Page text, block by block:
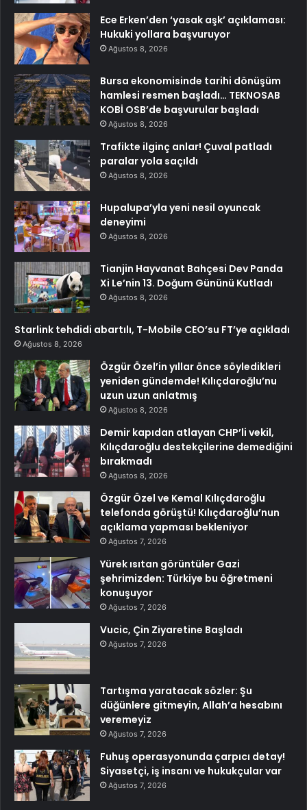
Ece Erken’den ‘yasak aşk’ açıklaması:
Hukuki yollara başvuruyor
Ağustos 8, 2026
Bursa ekonomisinde tarihi dönüşüm
hamlesi resmen başladı… TEKNOSAB
KOBİ OSB’de başvurular başladı
Ağustos 8, 2026
Trafikte ilginç anlar! Çuval patladı
paralar yola saçıldı
Ağustos 8, 2026
Hupalupa’yla yeni nesil oyuncak
deneyimi
Ağustos 8, 2026
Tianjin Hayvanat Bahçesi Dev Panda
Xi Le’nin 13. Doğum Gününü Kutladı
Ağustos 8, 2026
Starlink tehdidi abartılı, T-Mobile CEO’su FT’ye açıkladı
Ağustos 8, 2026
Özgür Özel’in yıllar önce söyledikleri
yeniden gündemde! Kılıçdaroğlu’nu
uzun uzun anlatmış
Ağustos 8, 2026
Demir kapıdan atlayan CHP’li vekil,
Kılıçdaroğlu destekçilerine demediğini
bırakmadı
Ağustos 8, 2026
Özgür Özel ve Kemal Kılıçdaroğlu
telefonda görüştü! Kılıçdaroğlu’nun
açıklama yapması bekleniyor
Ağustos 7, 2026
Yürek ısıtan görüntüler Gazi
şehrimizden: Türkiye bu öğretmeni
konuşuyor
Ağustos 7, 2026
Vucic, Çin Ziyaretine Başladı
Ağustos 7, 2026
Tartışma yaratacak sözler: Şu
düğünlere gitmeyin, Allah’a hesabını
veremeyiz
Ağustos 7, 2026
Fuhuş operasyonunda çarpıcı detay!
Siyasetçi, iş insanı ve hukukçular var
Ağustos 7, 2026